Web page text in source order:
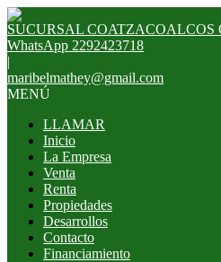
SUCURSAL COATZACOALCOS
WhatsApp 2292423718
|
maribelmathey@gmail.com
MENÚ
LLAMAR
Inicio
La Empresa
Venta
Renta
Propiedades
Desarrollos
Contacto
Financiamiento